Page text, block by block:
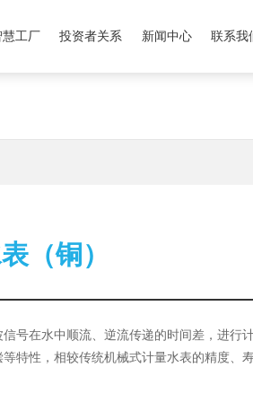
慧工厂 投资者关系 新闻中心 联系我
（铜）
号在水中顺流、逆流传递的时间差，进行
特性，相较传统机械式计量水表的精度、